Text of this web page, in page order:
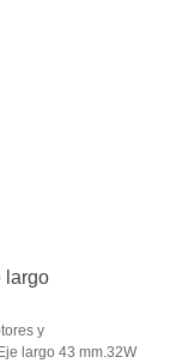
largo
y
largo 43 mm.32W